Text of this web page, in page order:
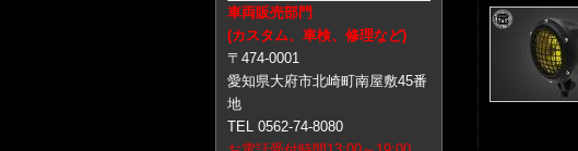
車両販売部門
(カスタム、車検、修理など)
〒474-0001
愛知県大府市北崎町南屋敷45番
地
TEL 0562-74-8080